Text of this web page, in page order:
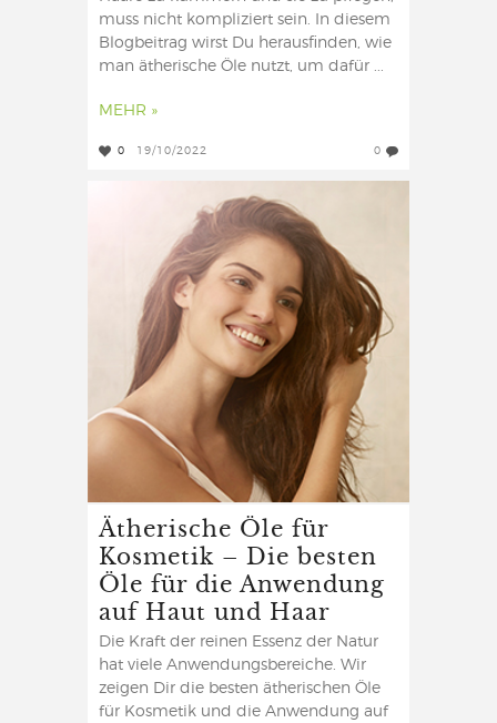
muss nicht kompliziert sein. In diesem
Blogbeitrag wirst Du herausfinden, wie
man ätherische Öle nutzt, um dafür ...
MEHR »
0 19/10/2022 0
Ätherische Öle für
Kosmetik – Die besten
Öle für die Anwendung
auf Haut und Haar
Die Kraft der reinen Essenz der Natur
hat viele Anwendungsbereiche. Wir
zeigen Dir die besten ätherischen Öle
für Kosmetik und die Anwendung auf